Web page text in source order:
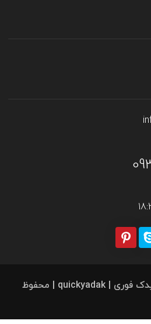
کلیه حقوق برای فروشگاه یدک فوری | quickyadak | محفوظ